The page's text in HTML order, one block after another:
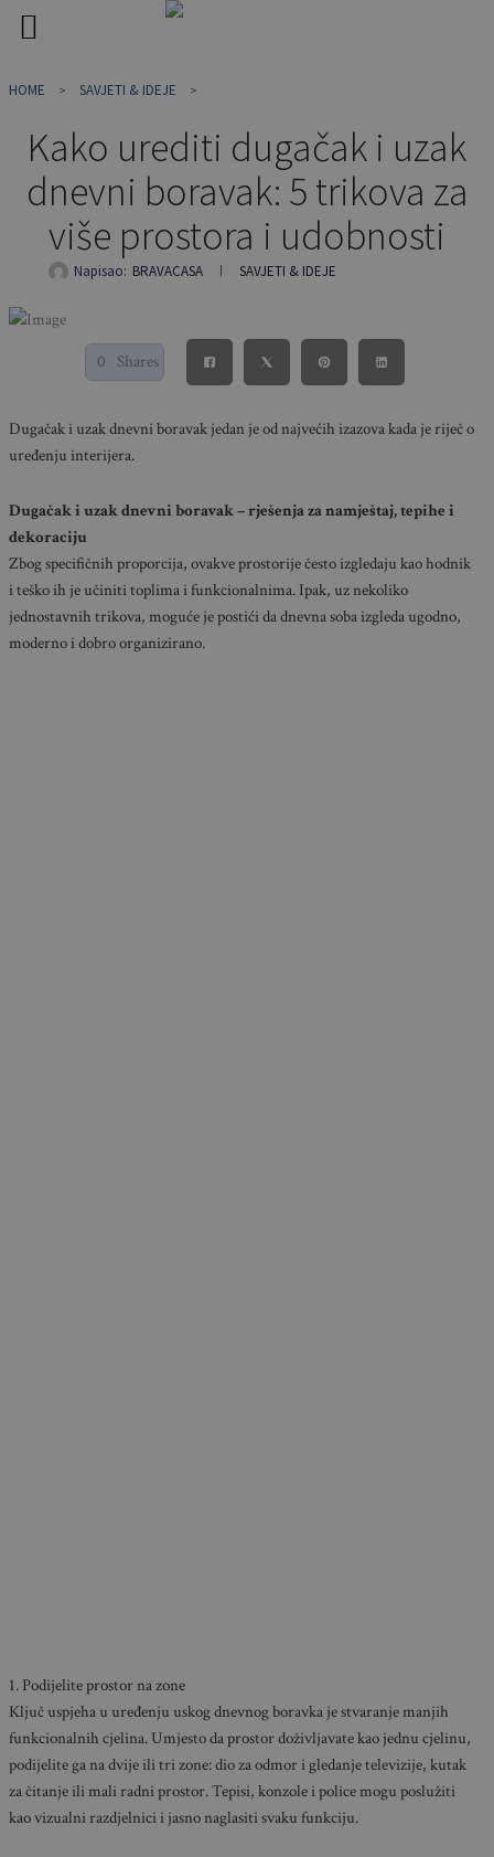
toHOME SAVJETI & IDEJE
Kako urediti dugačak i uzak
dnevni boravak: 5 trikova za
više prostora i udobnosti
Napisao: BRAVACASA SAVJETI & IDEJE
0 Shares
Dugačak i uzak dnevni boravak jedan je od najvećih izazova kada je riječ o
uređenju interijera.
Dugačak i uzak dnevni boravak – rješenja za namještaj, tepihe i
dekoraciju
Zbog specifičnih proporcija, ovakve prostorije često izgledaju kao hodnik
i teško ih je učiniti toplima i funkcionalnima. Ipak, uz nekoliko
jednostavnih trikova, moguće je postići da dnevna soba izgleda ugodno,
moderno i dobro organizirano.
1. Podijelite prostor na zone
Ključ uspjeha u uređenju uskog dnevnog boravka je stvaranje manjih
funkcionalnih cjelina. Umjesto da prostor doživljavate kao jednu cjelinu,
podijelite ga na dvije ili tri zone: dio za odmor i gledanje televizije, kutak
za čitanje ili mali radni prostor. Tepisi, konzole i police mogu poslužiti
kao vizualni razdjelnici i jasno naglasiti svaku funkciju.